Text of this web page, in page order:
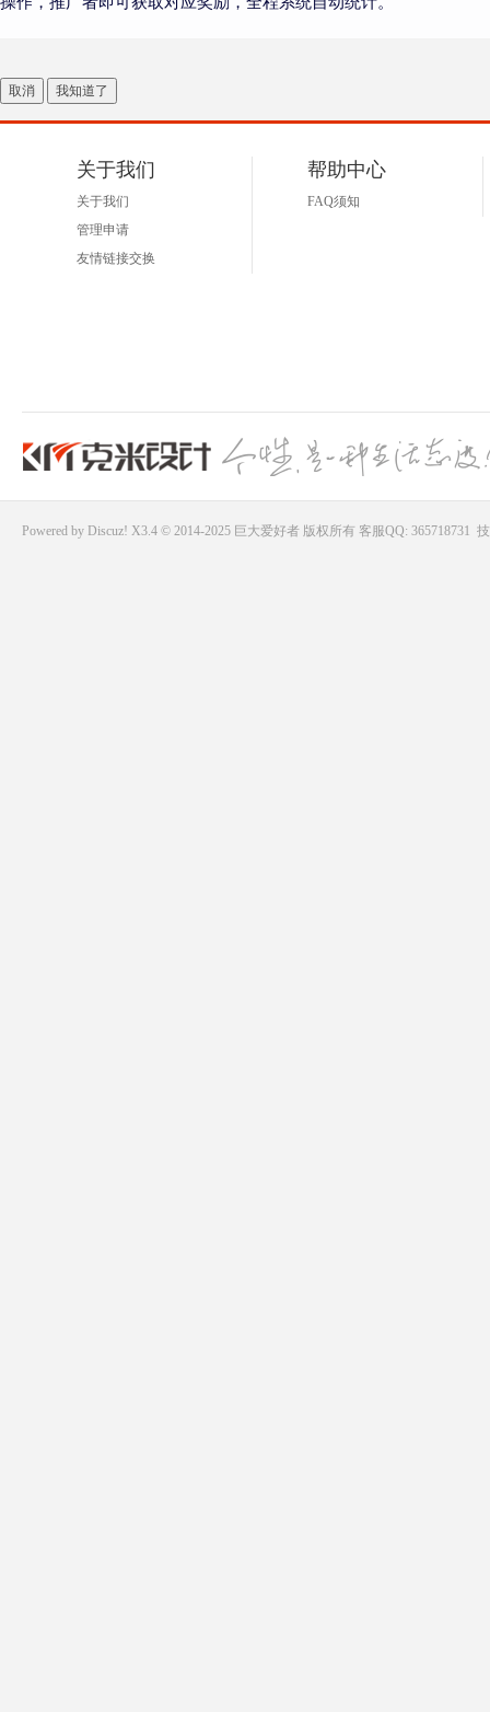
取消 我知道了
关于我们
关于我们
管理申请
友情链接交换
帮助中心
FAQ须知
Powered by Discuz! X3.4 © 2014-2025 巨大爱好者版权所有 客服QQ: 365718731